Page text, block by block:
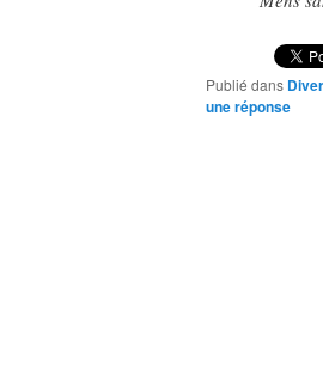
Publié dans
une réponse